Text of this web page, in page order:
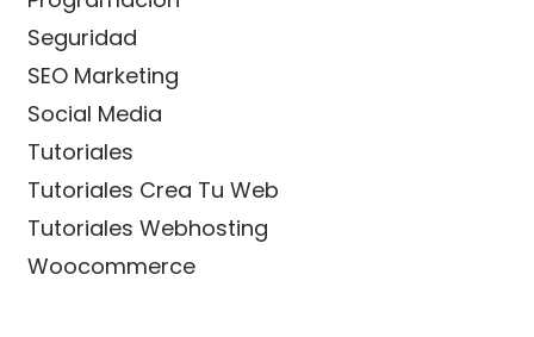
Seguridad
SEO Marketing
Social Media
Tutoriales
Tutoriales Crea Tu Web
Tutoriales Webhosting
Woocommerce